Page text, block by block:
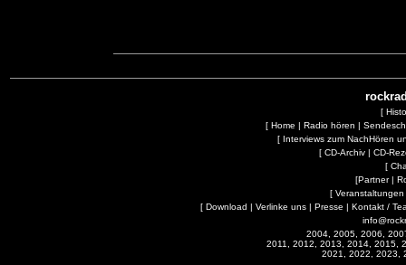
[
[ Home | Radio hören |
[ Interviews zum NachHören
[ CD-Archiv| CD-
[
[Partner|
[ Veranstaltungen
[ Download | Verlinke uns | Presse | Kontakt /
2004, 2005, 2006,
2011, 2012, 2013, 2014, 2015,
2021, 2022, 2023,